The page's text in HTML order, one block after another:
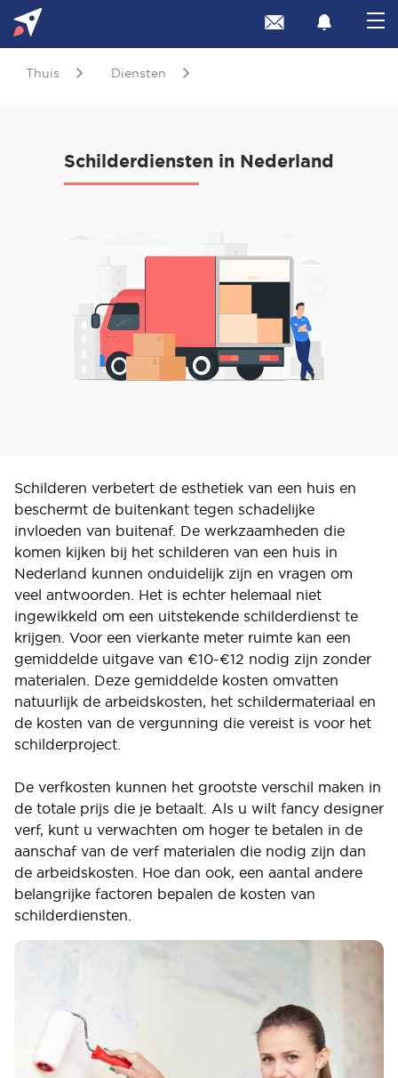
Thuis Diensten
Schilderdiensten in Nederland
Schilderen verbetert de esthetiek van een huis en
beschermt de buitenkant tegen schadelijke
invloeden van buitenaf. De werkzaamheden die
komen kijken bij het schilderen van een huis in
Nederland kunnen onduidelijk zijn en vragen om
veel antwoorden. Het is echter helemaal niet
ingewikkeld om een uitstekende schilderdienst te
krijgen. Voor een vierkante meter ruimte kan een
gemiddelde uitgave van €10-€12 nodig zijn zonder
materialen. Deze gemiddelde kosten omvatten
natuurlijk de arbeidskosten, het schildermateriaal en
de kosten van de vergunning die vereist is voor het
schilderproject.
De verfkosten kunnen het grootste verschil maken in
de totale prijs die je betaalt. Als u wilt fancy designer
verf, kunt u verwachten om hoger te betalen in de
aanschaf van de verf materialen die nodig zijn dan
de arbeidskosten. Hoe dan ook, een aantal andere
belangrijke factoren bepalen de kosten van
schilderdiensten.